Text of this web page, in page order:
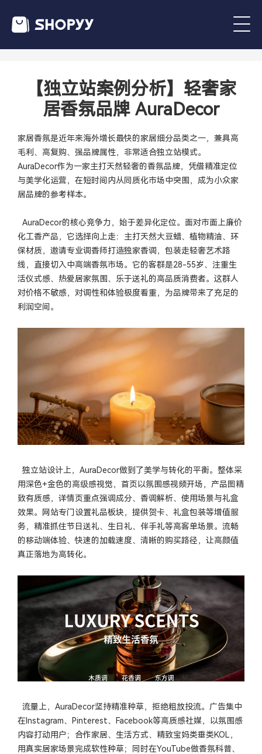
【独立站案例分析】轻奢家
居香氛品牌 AuraDecor
家居香氛是近年来海外增长最快的家居细分品类之一，兼具高
毛利、高复购、强品牌属性，非常适合独立站模式。
AuraDecor作为一家主打天然轻奢的香氛品牌，凭借精准定位
与美学化运营，在短时间内从同质化市场中突围，成为小众家
居品牌的参考样本。
AuraDecor的核心竞争力，始于差异化定位。面对市面上廉价
化工香产品，它选择向上走：主打天然大豆蜡、植物精油、环
保材质，邀请专业调香师打造独家香调，包装走轻奢艺术路
线，直接切入中高端香氛市场。它的客群是28-55岁、注重生
活仪式感、热爱居家氛围、乐于送礼的高品质消费者。这群人
对价格不敏感，对调性和体验极度看重，为品牌带来了充足的
利润空间。
独立站设计上，AuraDecor做到了美学与转化的平衡。整体采
用深色+金色的高级感视觉，首页以氛围感视频开场，产品图精
致有质感，详情页重点强调成分、香调解析、使用场景与礼盒
效果。网站专门设置礼品板块，提供贺卡、礼盒包装等增值服
务，精准抓住节日送礼、生日礼、伴手礼等高客单场景。流畅
的移动端体验、快速的加载速度、清晰的购买路径，让高颜值
真正落地为高转化。
流量上，AuraDecor坚持精准种草，拒绝粗放投流。广告集中
在Instagram、Pinterest、Facebook等高质感社媒，以氛围感
内容打动用户；合作家居、生活方式、精致宝妈类垂类KOL，
用真实居家场景完成软性种草；同时在YouTube做香氛科普、